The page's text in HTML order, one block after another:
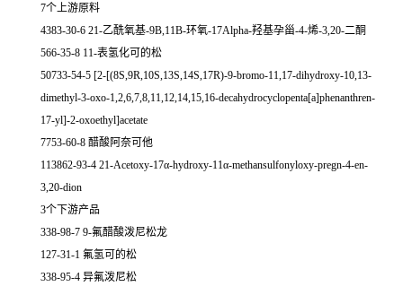
7个上游原料
4383-30-6 21-乙酰氧基-9Β,11Β-环氧-17Alpha-羟基孕甾-4-烯-3,20-二酮
566-35-8 11-表氢化可的松
50733-54-5 [2-[(8S,9R,10S,13S,14S,17R)-9-bromo-11,17-dihydroxy-10,13-
dimethyl-3-oxo-1,2,6,7,8,11,12,14,15,16-decahydrocyclopenta[a]phenanthren-
17-yl]-2-oxoethyl]acetate
7753-60-8 醋酸阿奈可他
113862-93-4 21-Acetoxy-17α-hydroxy-11α-methansulfonyloxy-pregn-4-en-
3,20-dion
3个下游产品
338-98-7 9-氟醋酸泼尼松龙
127-31-1 氟氢可的松
338-95-4 异氟泼尼松